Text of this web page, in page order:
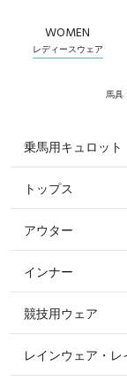
WOMEN
レディースウェア
馬具
乗馬用キュロット
すべてのキュロ
フルグリップ
ニーグリップ
トップス
すべてのトップ
ポロシャツ
カットソー・T
アウター
すべてのアウタ
コート
ジャケット・
インナー
競技用ウェア
すべての競技
レインウェア・レ